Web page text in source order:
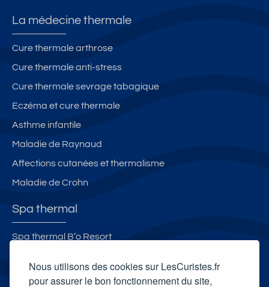
Nous utilisons des cookies sur LesCuristes.fr
pour assurer le bon fonctionnement du site,
La médecine thermale
Cure thermale arthrose
Cure thermale anti-stress
Cure thermale sevrage tabagique
Eczéma et cure thermale
Asthme infantile
Maladie de Raynaud
Affections cutanées et thermalisme
Maladie de Crohn
Spa thermal
Spa thermal B’o Resort